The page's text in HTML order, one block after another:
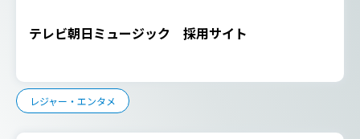
テレビ朝日ミュージック 採用サイト
レジャー・エンタメ